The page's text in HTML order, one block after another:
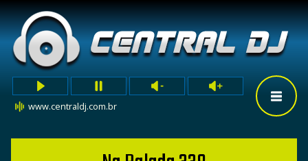
www.centraldj.com.br